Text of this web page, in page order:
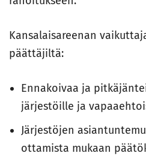
Kansalaisareenan
päättäjiltä:
Ennakoivaa ja
järjestöille ja
Järjestöjen
ottamista mukaan